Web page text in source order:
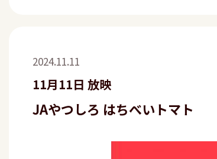
2024.11.11
11月11日 放映
JAやつしろ はちべいトマト